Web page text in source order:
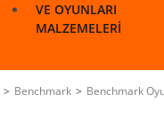
VE OYUNLARI
MALZEMELERI
Benchmark Benchmark